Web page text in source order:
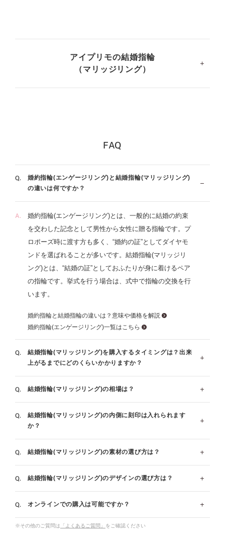
アイプリモの結婚指輪
（マリッジリング）
ント・ゴージャスから120種類以上のデザインがあり、そ
を経ても飽きることのない普遍性、そしてずっと胸に刻ま
れるストーリーが込められています。もちろんダイヤモン
リング）と重ねづけでセットリングにすることも可能で
す。似合う指輪がわかる「パーソナルハンド診断®」が受
けられるブランドもアイプリモだけ。メンテナンスは生涯
無料、ずっと安心です。
FAQ
婚約指輪(エンゲージリング)と結婚指輪(マリッジリング)
の違いは何ですか？
婚約指輪(エンゲージリング)とは、一般的に結婚の約束
を交わした記念として男性から女性に贈る指輪です。プ
ロポーズ時に渡す方も多く、“婚約の証”としてダイヤモ
ンドを選ばれることが多いです。結婚指輪(マリッジリ
ング)とは、“結婚の証”としておふたりが身に着けるペア
の指輪です。挙式を行う場合は、式中で指輪の交換を行
います。
婚約指輪と結婚指輪の違いは？意味や価格を解説
婚約指輪(エンゲージリング)一覧はこちら
結婚指輪(マリッジリング)を購入するタイミングは？出来
上がるまでにどのくらいかかりますか？
指輪の製作には概ね4週間程頂いております。(デザイン
とサイズによっては4週間～6週間程お時間を頂く場合が
ございます。)結婚式を行なう場合、遅くとも結婚式の
３ヶ月前にはご準備されることをお勧めいたします。有
め、ご相談くださいませ。
お急ぎ仕上げについて詳しく見る
結婚指輪(マリッジリング)の相場は？
一般的な平均相場額はペアで25万～30万円と言われてお
ります。指輪のデザインやダイヤの有無によって価格が
ただきます。
婚約指輪・結婚指輪の値段、相場は？金額と選び方のポイン
結婚指輪(マリッジリング)の内側に刻印は入れられます
か？
指輪の内側の刻印はご注文時に無料で承っております。
ブロック体と筆記体のどちらかをお選び頂き、入る文字
数は指輪のサイズ＋7文字です。(例：サイズ7号の場
合、14文字まで)※一部例外商品がございます。
結婚指輪(マリッジリング)の素材の選び方は？
ブライダルリングとして一番人気があるのはプラチナで
す｡白く輝く美しさを特長に持つプラチナは、希少性が
高く、変質や変色の心配が少ないことから、愛の証であ
るブライダルリングに相応しいとされています。
結婚指輪(マリッジリング)のデザインの選び方は？
一般的なデザインの選び方のポイントについてお伝えし
ます。
オンラインでの購入は可能ですか？
※その他のご質問は 「よくあるご質問」 をご確認ください